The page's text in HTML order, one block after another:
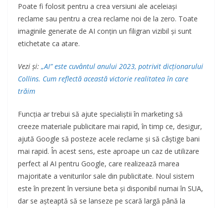
Poate fi folosit pentru a crea versiuni ale aceleiași
reclame sau pentru a crea reclame noi de la zero. Toate
imaginile generate de AI conțin un filigran vizibil și sunt
etichetate ca atare.
Vezi și: „AI” este cuvântul anului 2023, potrivit dicționarului
Collins. Cum reflectă această victorie realitatea în care
trăim
Funcția ar trebui să ajute specialiștii în marketing să
creeze materiale publicitare mai rapid, în timp ce, desigur,
ajută Google să posteze acele reclame și să câștige bani
mai rapid. În acest sens, este aproape un caz de utilizare
perfect al AI pentru Google, care realizează marea
majoritate a veniturilor sale din publicitate. Noul sistem
este în prezent în versiune beta și disponibil numai în SUA,
dar se așteaptă să se lanseze pe scară largă până la